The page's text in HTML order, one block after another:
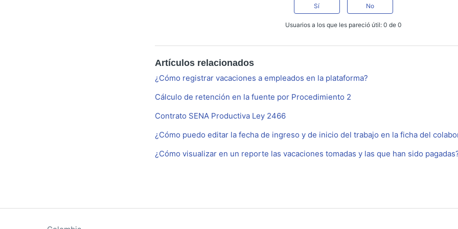
Sí No
Usuarios a los que les pareció útil: 0 de 0
Artículos relacionados
¿Cómo registrar vacaciones a empleados en la plataforma?
Cálculo de retención en la fuente por Procedimiento 2
Contrato SENA Productiva Ley 2466
¿Cómo puedo editar la fecha de ingreso y de inicio del trabajo en la ficha del
¿Cómo visualizar en un reporte las vacaciones tomadas y las que han sido